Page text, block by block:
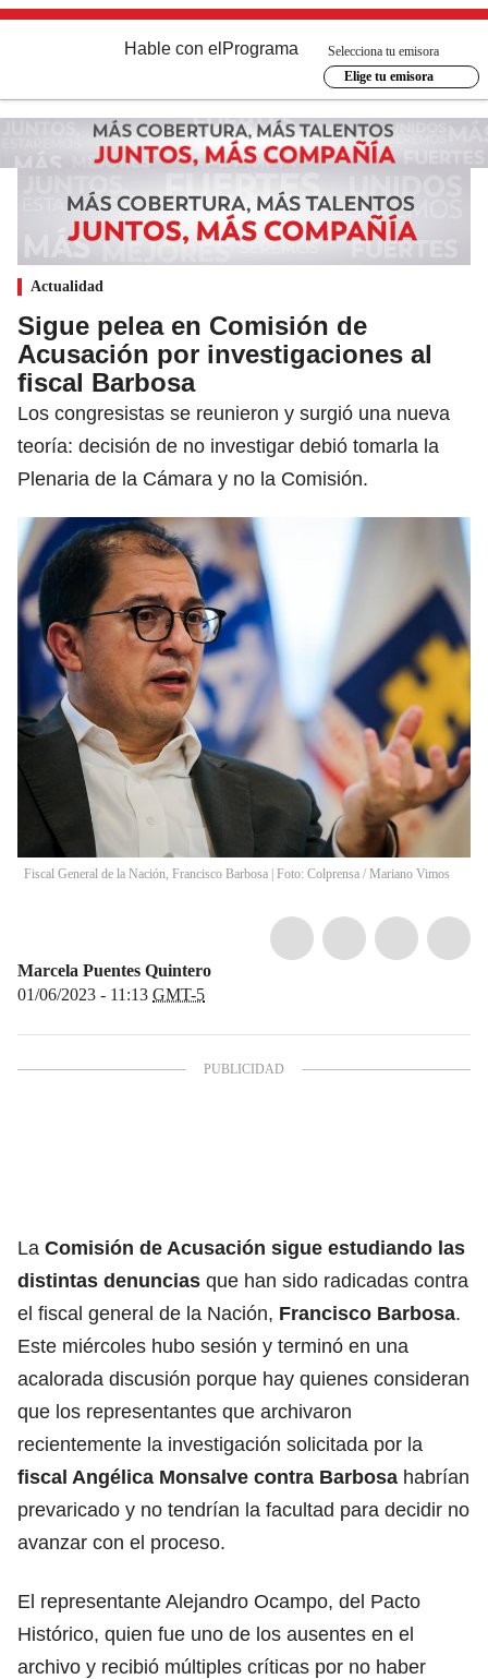
Hable con el Programa
Selecciona tu emisora
Elige tu emisora
Actualidad
Sigue pelea en Comisión de
Acusación por investigaciones al
fiscal Barbosa
Los congresistas se reunieron y surgió una nueva
teoría: decisión de no investigar debió tomarla la
Plenaria de la Cámara y no la Comisión.
Fiscal General de la Nación, Francisco Barbosa | Foto: Colprensa / Mariano Vimos
Marcela Puentes Quintero
01/06/2023 - 11:13 GMT-5
La Comisión de Acusación sigue estudiando las
distintas denuncias que han sido radicadas contra
el fiscal general de la Nación, Francisco Barbosa.
Este miércoles hubo sesión y terminó en una
acalorada discusión porque hay quienes consideran
que los representantes que archivaron
recientemente la investigación solicitada por la
fiscal Angélica Monsalve contra Barbosa habrían
prevaricado y no tendrían la facultad para decidir no
avanzar con el proceso.
El representante Alejandro Ocampo, del Pacto
Histórico, quien fue uno de los ausentes en el
archivo y recibió múltiples críticas por no haber